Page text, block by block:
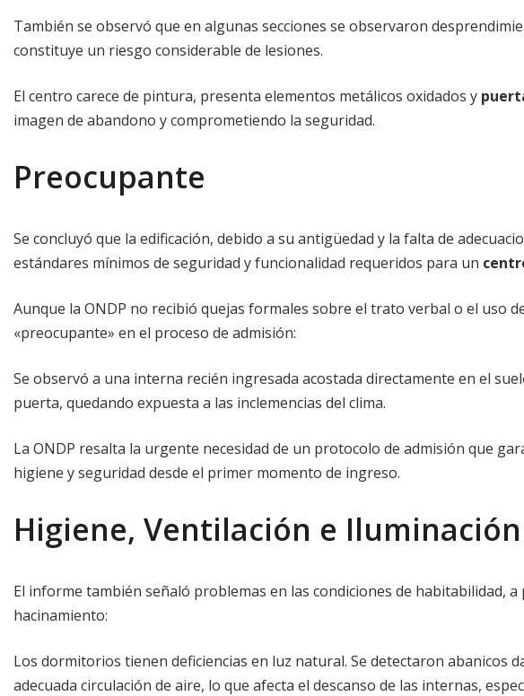
También se observó que en algunas secciones se observaron
constituye un riesgo considerable de lesiones.
El centro carece de pintura, presenta elementos metálicos oxidados y
imagen de abandono y comprometiendo la seguridad.
Preocupante
Se concluyó que la edificación, debido a su antigüedad y la falta de
estándares mínimos de seguridad y funcionalidad requeridos para un
Aunque la ONDP no recibió quejas formales sobre el trato verbal o el uso
«preocupante» en el proceso de admisión:
Se observó a una interna recién ingresada acostada directamente en el
puerta, quedando expuesta a las inclemencias del clima.
La ONDP resalta la urgente necesidad de un protocolo de admisión que
higiene y seguridad desde el primer momento de ingreso.
Higiene, Ventilación e
El informe también señaló problemas en las condiciones de habitabilidad,
hacinamiento:
Los dormitorios tienen deficiencias en luz natural. Se detectaron abanicos
adecuada circulación de aire, lo que afecta el descanso de las internas,